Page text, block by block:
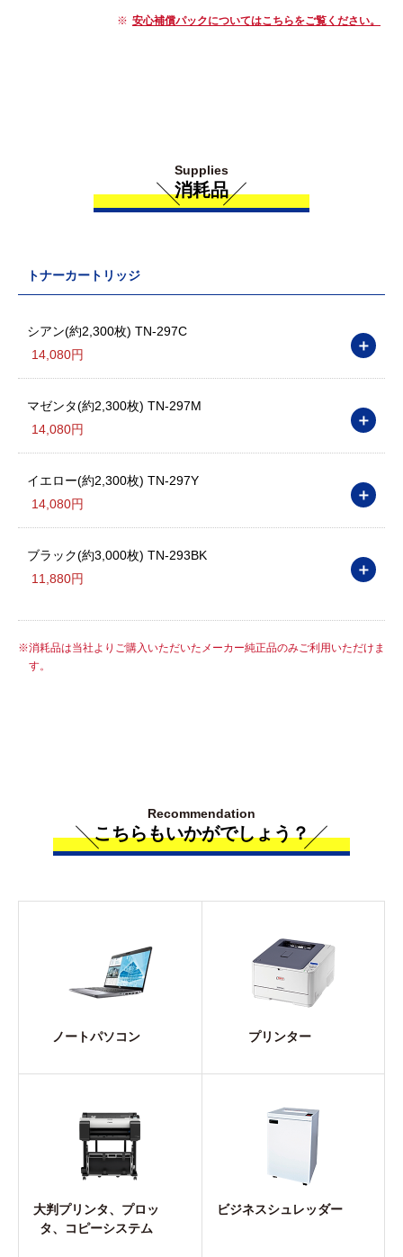
安心補償パックについてはこちらをご覧ください。
Supplies
消耗品
トナーカートリッジ
シアン(約2,300枚) TN-297C
14,080円
＋
マゼンタ(約2,300枚) TN-297M
14,080円
＋
イエロー(約2,300枚) TN-297Y
14,080円
＋
ブラック(約3,000枚) TN-293BK
11,880円
＋
消耗品は当社よりご購入いただいたメーカー純正品のみご利用いただけま
す。
Recommendation
こちらもいかがでしょう？
ノートパソコン プリンター
大判プリンタ、プロッ
タ、コピーシステム
ビジネスシュレッダー